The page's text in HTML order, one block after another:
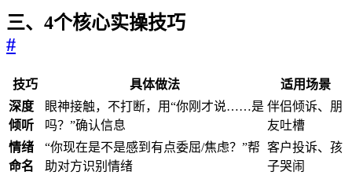
三、4个核心实操技巧
#
技巧 具体做法
适用场景
深度
倾听
眼神接触，不打断，用“你刚才说……是
吗？”确认信息
伴侣倾诉、朋
友吐槽
情绪
命名
“你现在是不是感到有点委屈/焦虑？”帮
助对方识别情绪
客户投诉、孩
子哭闹